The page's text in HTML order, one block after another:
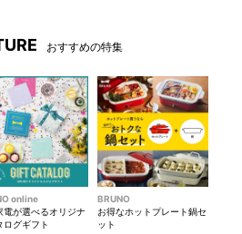
おすすめの特集
online
電が選べるオリジナ
ログギフト
BRUNO
お得なホットプレート鍋セ
ット